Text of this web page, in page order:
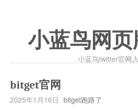
小蓝鸟网页
小蓝鸟twitter官网
bitget官网
2025年1月16日 bitget跑路了